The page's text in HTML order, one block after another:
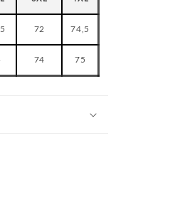
72 74,5
74 75